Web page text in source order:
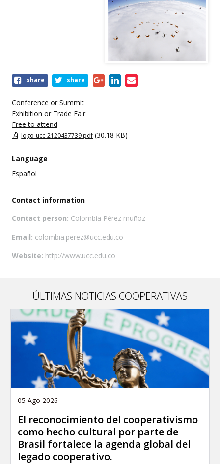
Share
event
share share
Conference or Summit
Exhibition or Trade Fair
Free to attend
logo-ucc-2120437739.pdf (30.18 KB)
Language
Español
Contact information
Contact person: Colombia Pérez muñoz
Email: colombia.perez@ucc.edu.co
Website: http://www.ucc.edu.co
ÚLTIMAS NOTICIAS COOPERATIVAS
05 Ago 2026
El reconocimiento del cooperativismo
como hecho cultural por parte de
Brasil fortalece la agenda global del
legado cooperativo.